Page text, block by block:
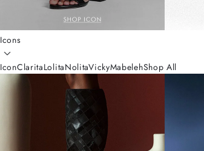
Icons
IconClaritaLolitaNolitaVickyMabelehShop All